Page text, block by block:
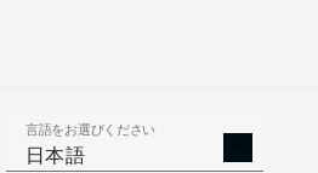
言語をお選びください
日本語